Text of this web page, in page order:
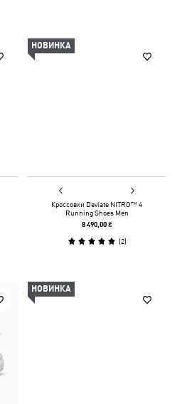
НОВИНКА
Кроссовки Deviate NITRO™ 4
Running Shoes Men
8 490,00 ₴
(2)
НОВИНКА